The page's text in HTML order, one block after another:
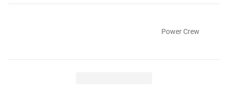
Power Crew